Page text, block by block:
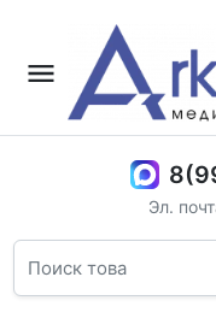
Эл.